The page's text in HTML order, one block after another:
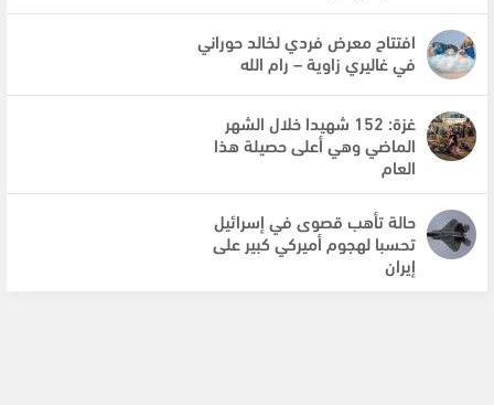
افتتاح معرض فردي لخالد حوراني
في غاليري زاوية – رام الله
غزة: 152 شهيدا خلال الشهر
الماضي وهي أعلى حصيلة هذا
العام
حالة تأهب قصوى في إسرائيل
تحسبا لهجوم أميركي كبير على
إيران